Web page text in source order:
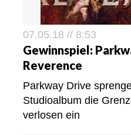
07.05.18 // 8:53
Gewinnspiel:
Reverence
Parkway Drive
Studioalbum die
verlosen ein